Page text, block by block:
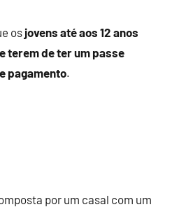
os jovens até aos 12 anos
terem de ter um passe
pagamento.
por um casal com um